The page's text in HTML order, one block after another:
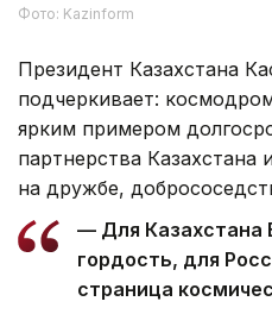
Фото: Kazinform
Президент Казахстана
подчеркивает:
ярким примером
партнерства Казахстана
на дружбе,
— Для Казахстана
гордость, для
страница